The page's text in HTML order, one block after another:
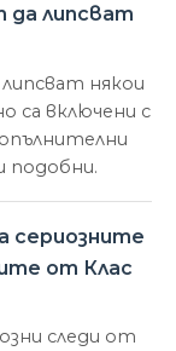
да липсват
някои
са включени с
подобни.
сериозните
от Клас
следи от